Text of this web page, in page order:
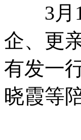
3月11
企、更
有发一
晓霞等